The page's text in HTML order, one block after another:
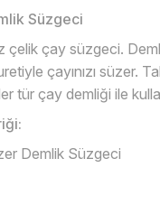
Süzgeci
çelik çay süzgeci.
çayınızı süzer.
tür çay demliği ile
Demlik Süzgeci